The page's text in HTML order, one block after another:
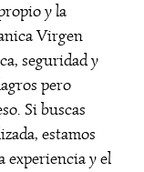
y la
Virgen
seguridad y
pero
Si buscas
estamos
experiencia y el